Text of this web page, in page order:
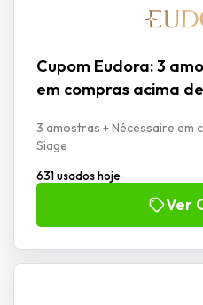
Cupom Eudora: 3
em compras acima
3 amostras + Nécessaire em
Siage
631 usados hoje
Ver